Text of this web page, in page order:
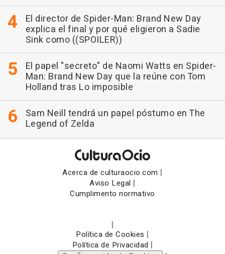
El director de Spider-Man: Brand New Day
explica el final y por qué eligieron a Sadie
Sink como ((SPOILER))
El papel "secreto" de Naomi Watts en Spider-
Man: Brand New Day que la reúne con Tom
Holland tras Lo imposible
Sam Neill tendrá un papel póstumo en The
Legend of Zelda
Acerca de culturaocio.com |
Aviso Legal |
Cumplimento normativo
|
Política de Cookies |
Política de Privacidad |